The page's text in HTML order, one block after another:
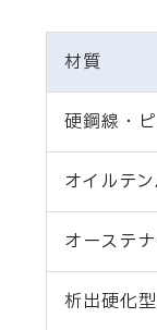
材質
硬鋼線・
オイルテ
オーステ
析出硬化